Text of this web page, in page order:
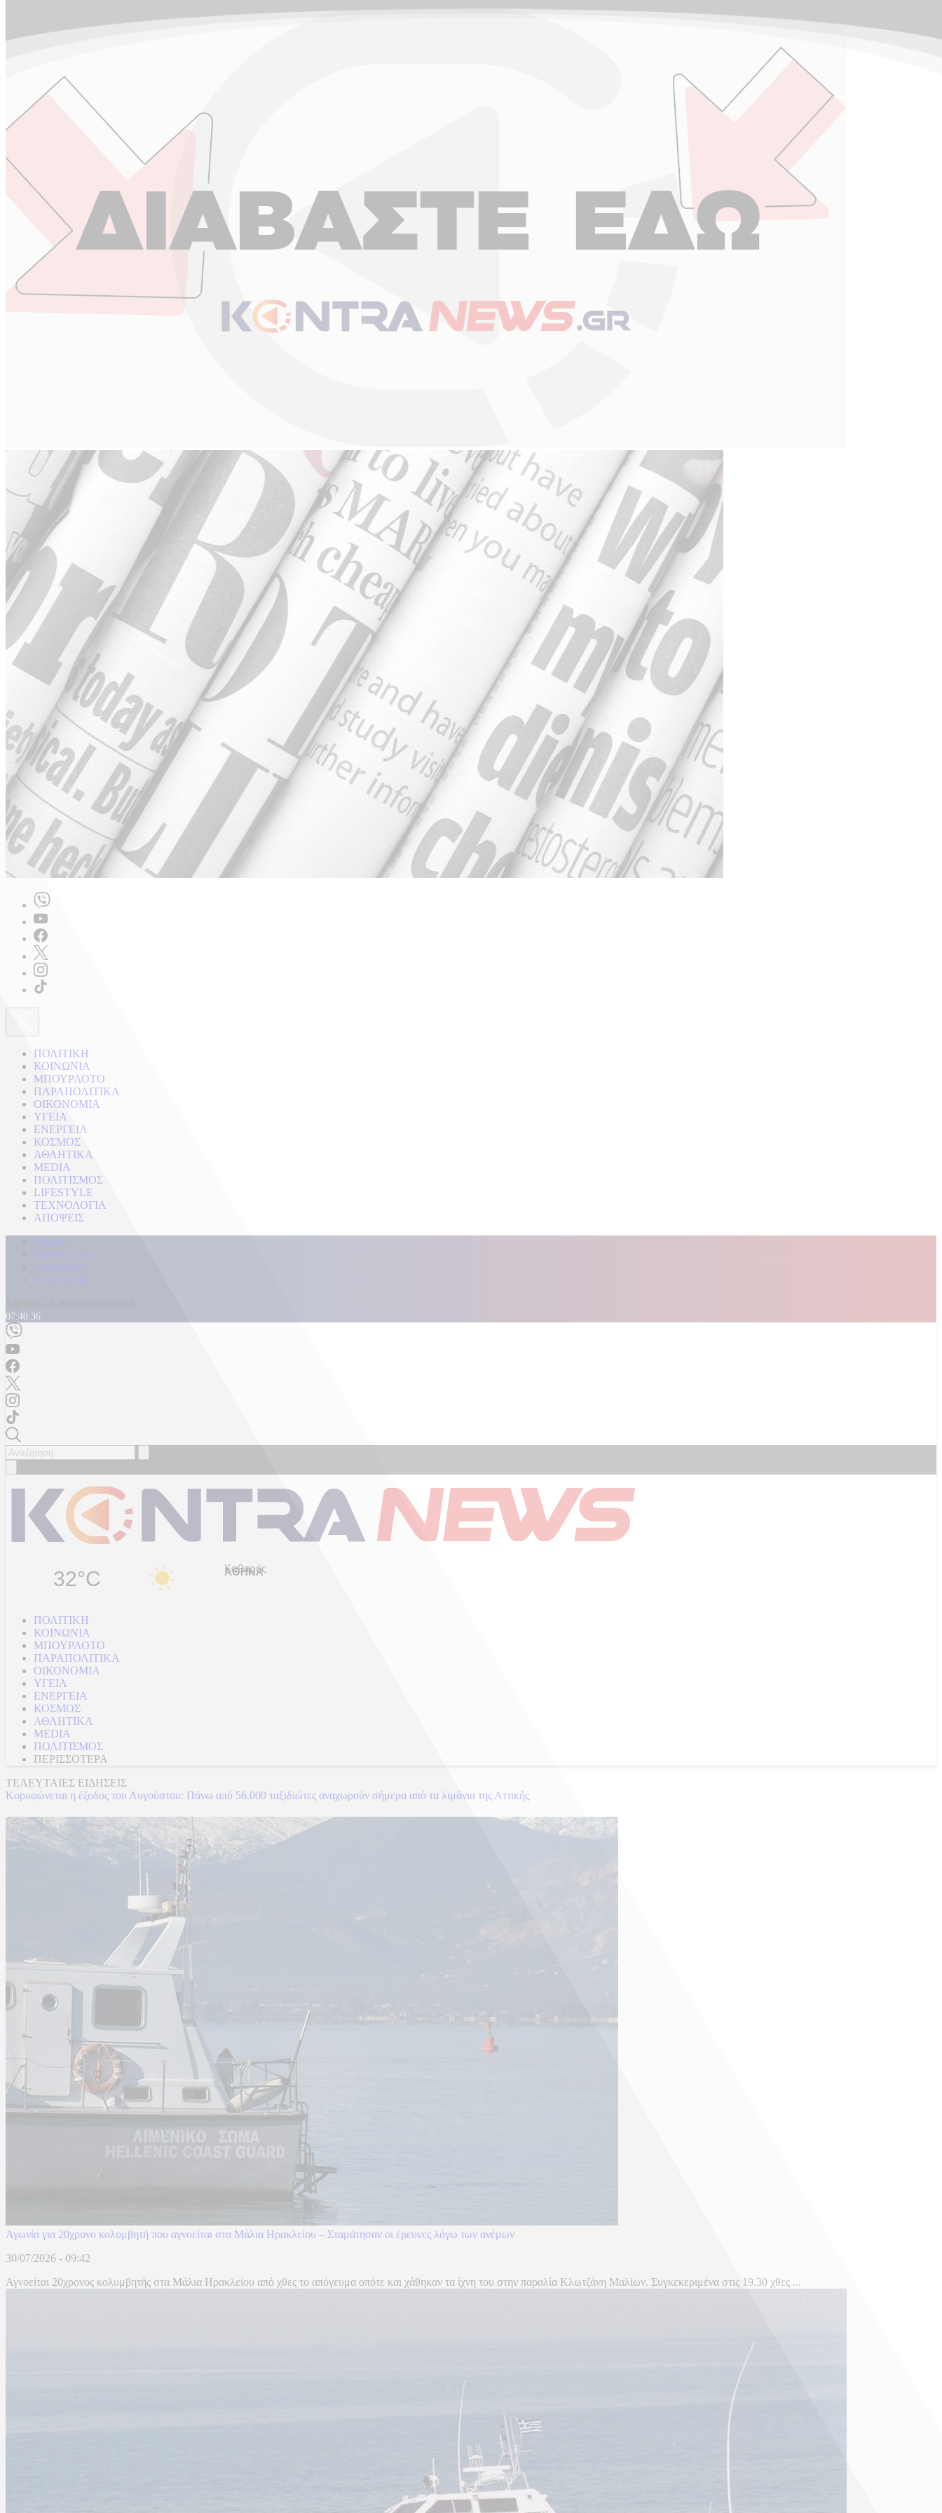
ΠΟΛΙΤΙΚΗ
ΚΟΙΝΩΝΙΑ
ΜΠΟΥΡΛΟΤΟ
ΠΑΡΑΠΟΛΙΤΙΚΑ
ΟΙΚΟΝΟΜΙΑ
ΥΓΕΙΑ
ΕΝΕΡΓΕΙΑ
ΚΟΣΜΟΣ
ΑΘΛΗΤΙΚΑ
MEDIA
ΠΟΛΙΤΙΣΜΟΣ
LIFESTYLE
ΤΕΧΝΟΛΟΓΙΑ
ΑΠΟΨΕΙΣ
Αρχική
Kontra Live
Καταγγελίες
Επικοινωνία
07:40:40
32°C Καθαρός
ΠΟΛΙΤΙΚΗ
ΚΟΙΝΩΝΙΑ
ΜΠΟΥΡΛΟΤΟ
ΠΑΡΑΠΟΛΙΤΙΚΑ
ΟΙΚΟΝΟΜΙΑ
ΥΓΕΙΑ
ΕΝΕΡΓΕΙΑ
ΚΟΣΜΟΣ
ΑΘΛΗΤΙΚΑ
MEDIA
ΠΟΛΙΤΙΣΜΟΣ
ΠΕΡΙΣΣΟΤΕΡΑ
ΤΕΛΕΥΤΑΙΕΣ ΕΙΔΗΣΕΙΣ
Κορυφώνεται η έξοδος του Αυγούστου: Πάνω από 56.000 ταξιδιώτες αναχωρούν σήμερα από τα λιμάνια της Αττικής
Αγωνία για 20χρονο κολυμβητή που αγνοείται στα Μάλια Ηρακλείου – Σταμάτησαν οι έρευνες λόγω των ανέμων
30/07/2026 - 09:42
Αγνοείται 20χρονος κολυμβητής στα Μάλια Ηρακλείου από χθες το απόγευμα οπότε και χάθηκαν τα ίχνη του στην παραλία Κλωτζάνη Μαλίων. Συγκεκεριμένα στις 19.30 χθες ...